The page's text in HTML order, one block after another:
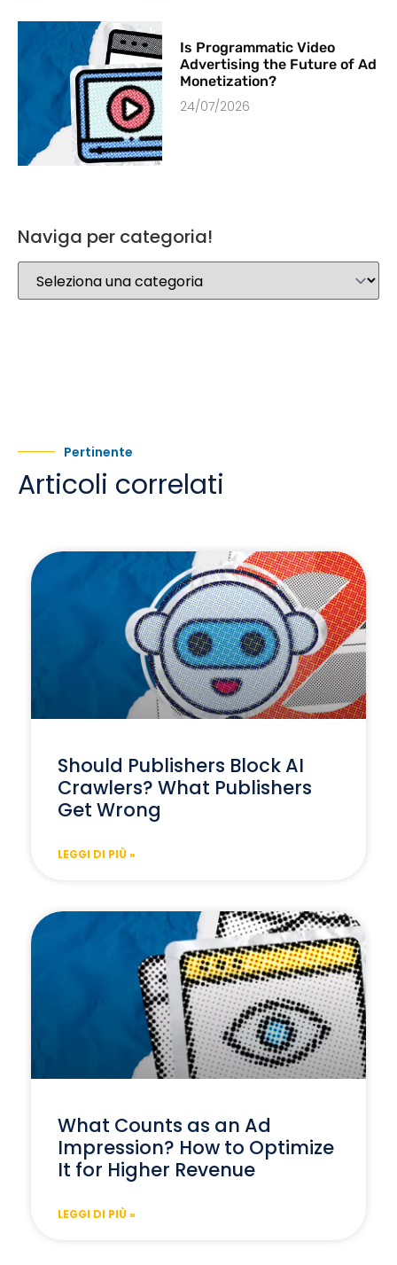
Is Programmatic Video
Advertising the Future of Ad
Monetization?
24/07/2026
Naviga per categoria!
Pertinente
Articoli correlati
Should Publishers Block AI
Crawlers? What Publishers
Get Wrong
LEGGI DI PIÙ »
What Counts as an Ad
Impression? How to Optimize
It for Higher Revenue
LEGGI DI PIÙ »